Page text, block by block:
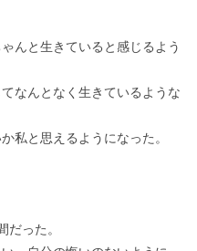
んと生きていると感じるよう
なんとなく生きているような
私と思えるようになった。
った。